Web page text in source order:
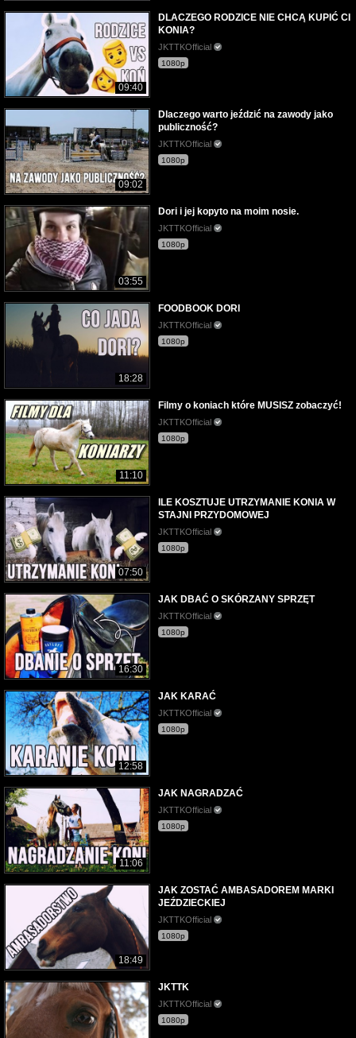
09:40
DLACZEGO RODZICE NIE CHCĄ KUPIĆ CI
KONIA?
JKTTKOfficial
1080p
09:02
Dlaczego warto jeździć na zawody jako
publiczność?
JKTTKOfficial
1080p
03:55
Dori i jej kopyto na moim nosie.
JKTTKOfficial
1080p
18:28
FOODBOOK DORI
JKTTKOfficial
1080p
11:10
Filmy o koniach które MUSISZ zobaczyć!
JKTTKOfficial
1080p
07:50
ILE KOSZTUJE UTRZYMANIE KONIA W
STAJNI PRZYDOMOWEJ
JKTTKOfficial
1080p
16:30
JAK DBAĆ O SKÓRZANY SPRZĘT
JKTTKOfficial
1080p
12:58
JAK KARAĆ
JKTTKOfficial
1080p
11:06
JAK NAGRADZAĆ
JKTTKOfficial
1080p
18:49
JAK ZOSTAĆ AMBASADOREM MARKI
JEŹDZIECKIEJ
JKTTKOfficial
1080p
JKTTK
JKTTKOfficial
1080p